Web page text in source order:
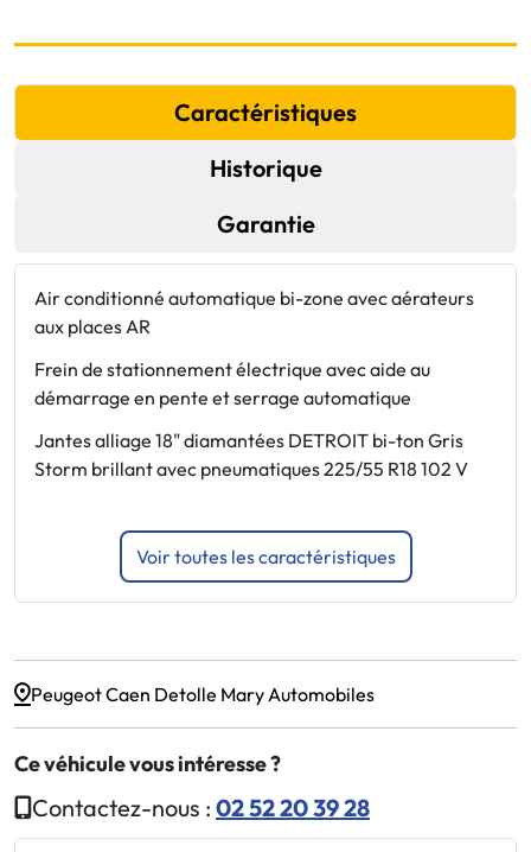
Caractéristiques
Historique
Garantie
Air conditionné automatique bi-zone avec aérateurs
aux places AR
Frein de stationnement électrique avec aide au
démarrage en pente et serrage automatique
Jantes alliage 18" diamantées DETROIT bi-ton Gris
Storm brillant avec pneumatiques 225/55 R18 102 V
Voir toutes les caractéristiques
Peugeot Caen Detolle Mary Automobiles
Ce véhicule vous intéresse ?
Contactez-nous : 02 52 20 39 28